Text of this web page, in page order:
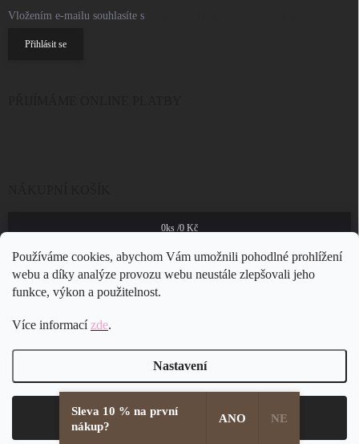
Používáme cookies, abychom Vám umožnili pohodlné prohlížení
webu a díky analýze provozu webu neustále zlepšovali jeho
funkce, výkon a použitelnost.
Více informacízde.
Nastavení
Souhlasím
Vložením e-mailu souhlasíte s
Přihlásit se
0ks /0 Kč
Copyright 2026JSB Bijoux s.r.o.
Sleva 10 % na první
nákup?
ANO NE